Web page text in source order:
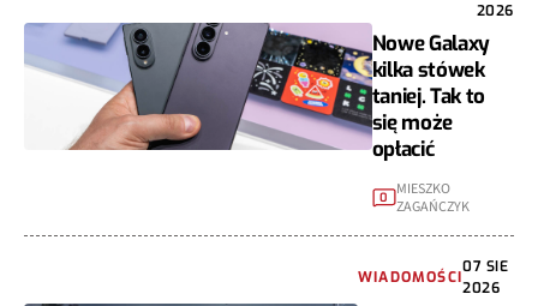
2026
Nowe Galaxy
kilka stówek
taniej. Tak to
się może
opłacić
0 MIESZKO
ZAGAŃCZYK
WIADOMOŚCI
07 SIE
2026